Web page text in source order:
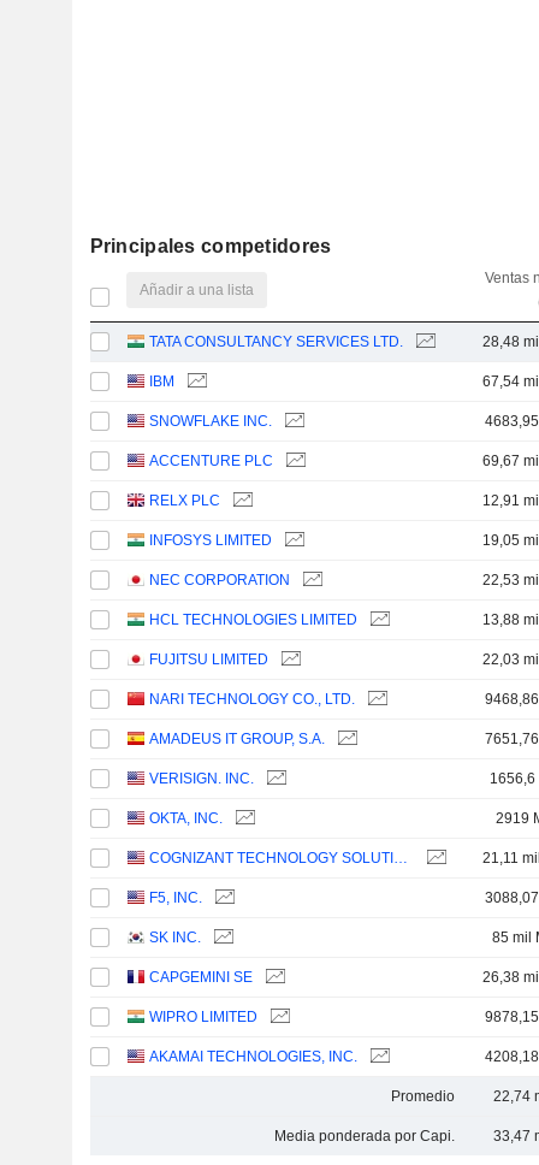
Principales competidores
Añadir a una lista
Ventas
TATA CONSULTANCY SERVICES LTD. 28,48
IBM 67,54
SNOWFLAKE INC. 4683,95
ACCENTURE PLC 69,67
RELX PLC 12,91
INFOSYS LIMITED 19,05
NEC CORPORATION 22,53
HCL TECHNOLOGIES LIMITED 13,88
FUJITSU LIMITED 22,03
NARI TECHNOLOGY CO., LTD. 9468,86
AMADEUS IT GROUP, S.A. 7651,76
VERISIGN. INC. 1656,6
OKTA, INC. 2919
COGNIZANT TECHNOLOGY SOLUTIONS CORPORATION 21,11
F5, INC. 3088,07
SK INC. 85 mil
CAPGEMINI SE 26,38
WIPRO LIMITED 9878,15
AKAMAI TECHNOLOGIES, INC. 4208,18
Promedio 22,74
Media ponderada por Capi. 33,47